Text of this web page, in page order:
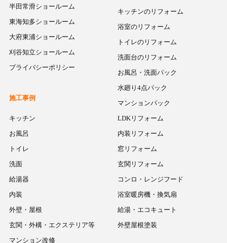
半田常滑ショールーム
東海知多ショールーム
大府東浦ショールーム
刈谷知立ショールーム
プライバシーポリシー
キッチンのリフォーム
浴室のリフォーム
トイレのリフォーム
洗面台のリフォーム
お風呂・洗面パック
水廻り4点パック
マンションパック
LDKリフォーム
内装リフォーム
窓リフォーム
玄関リフォーム
コンロ・レンジフード
浴室暖房機・換気扇
給湯・エコキュート
外壁屋根塗装
施工事例
キッチン
お風呂
トイレ
洗面
給湯器
内装
外壁・屋根
玄関・外構・エクステリア等
マンション改修